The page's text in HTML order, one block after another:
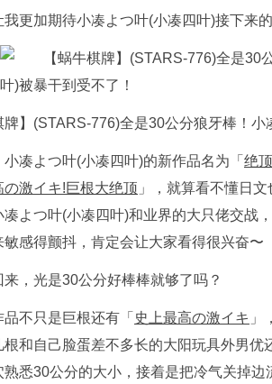
我更加期待小凑よつ叶(小凑四叶)接下来
凑よつ叶(小凑四叶)的新作品名为「 绝
の激イキ!巨根大绝顶 」，就算看不懂日
よつ叶(小凑四叶)和业界的大只佬交战
敏感得颤抖，肯定会让大家看得很兴奋〜
，光是30公分好棒棒就够了吗？
不只是巨根还有「 史上最高の激イキ 」
和自己脸蛋差不多长的大阳玩具外男
熟悉30公分的大小，接着是把冷气关掉